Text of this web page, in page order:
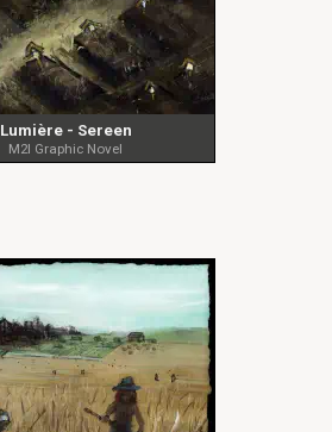
Lumière - Sereen
M2I Graphic Novel